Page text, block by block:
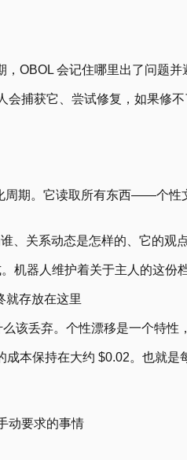
OBOL 会记住哪里出了问题
捕获它、尝试修复，如果修
周期。它读取所有东西——个
关系动态是怎样的、它的观
机器人维护着关于主人的这份
就存放在这里
该丢弃。个性漂移是一个特性
本保持在大约 $0.02。也就是
动要求的事情